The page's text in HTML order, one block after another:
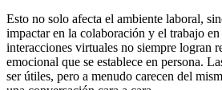
Esto no solo afecta el ambiente laboral,
impactar en la colaboración y el trabajo
interacciones virtuales no siempre logran
emocional que se establece en persona.
ser útiles, pero a menudo carecen del